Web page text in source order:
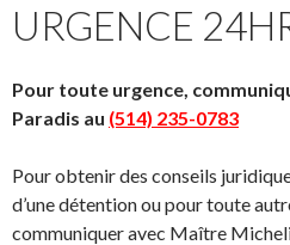
URGENCE
Pour toute urgence,
Paradis au (514) 235-0783
Pour obtenir des conseils
d’une détention ou pour toute
communiquer avec Maître